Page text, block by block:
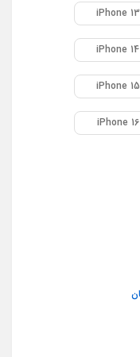
iPhone 13
iPhone 14
iPhone 15
iPhone 16